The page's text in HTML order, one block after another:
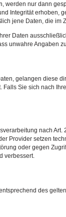
werden nur dann
Integrität erhoben,
jene Daten, die
Daten
unwahre Angaben
gelangen diese
Falls Sie sich nach
nach
Provider setzen
oder gegen
verbessert.
des